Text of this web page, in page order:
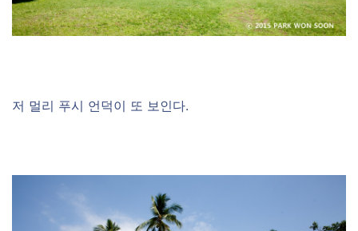
저 멀리 푸시 언덕이 또 보인다.